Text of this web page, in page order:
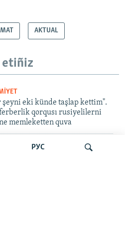
РУС
AKTUAL
etiñiz
şeyni eki künde taşlap kettim".
qorqusı rusiyelilerni
memleketten quva
AQLARI